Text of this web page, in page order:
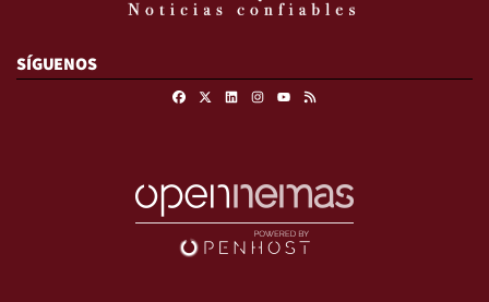
SÍGUENOS
FacebookLinkedinInstagram